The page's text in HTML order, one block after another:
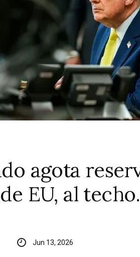
agota
EU, al
Jun 13, 2026